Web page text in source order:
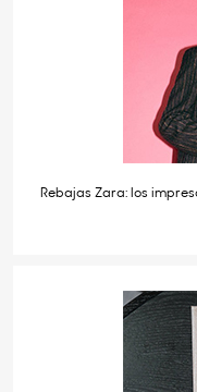
Rebajas Zara: los